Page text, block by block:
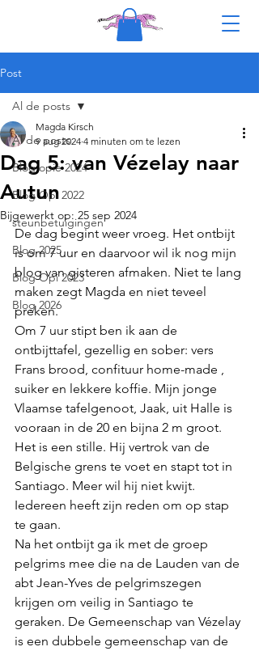
Post
Al de posts
Blog opie 2024
Blog Opi 2022
steunbetuigingen
Blog 2025
Blog Opi 2023
Blog 2026
Al de posts
Dag 5: van Vézelay naar
Autun
Magda Kirsch
9 aug 2024 4 minuten om te lezen
Bijgewerkt op:25 sep 2024
De dag begint weer vroeg. Het ontbijt
is om 7 uur en daarvoor wil ik nog mijn
blog van gisteren afmaken. Niet te lang
maken zegt Magda en niet teveel
preken.
Om 7 uur stipt ben ik aan de
ontbijttafel, gezellig en sober: vers
Frans brood, confituur home-made ,
suiker en lekkere koffie. Mijn jonge
Vlaamse tafelgenoot, Jaak, uit Halle is
vooraan in de 20 en bijna 2 m groot.
Het is een stille. Hij vertrok van de
Belgische grens te voet en stapt tot in
Santiago. Meer wil hij niet kwijt.
Iedereen heeft zijn reden om op stap
te gaan.
Na het ontbijt ga ik met de groep
pelgrims mee die na de Lauden van de
abt Jean-Yves de pelgrimszegen
krijgen om veilig in Santiago te
geraken. De Gemeenschap van Vézelay
is een dubbele gemeenschap van de